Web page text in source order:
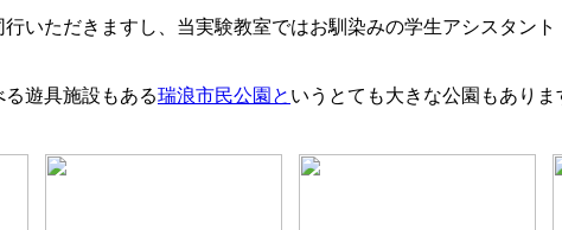
いただきますし、当実験教室ではお馴染みの学生アシスタン
遊具施設もある瑞浪市民公園と いうとても大きな公園もあり